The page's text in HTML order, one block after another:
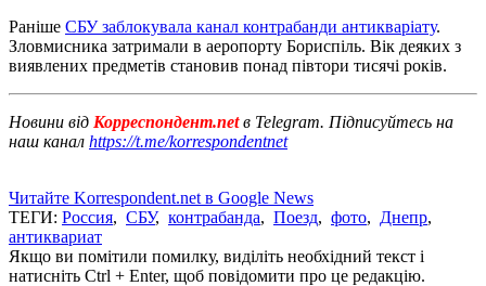
Раніше СБУ заблокувала канал контрабанди антикваріату.
Зловмисника затримали в аеропорту Бориспіль. Вік деяких з
виявлених предметів становив понад півтори тисячі років.
Новини від Корреспондент.netв Telegram. Підписуйтесь на
наш канал https://t.me/korrespondentnet
Читайте Korrespondent.net в Google News
ТЕГИ: Россия, СБУ, контрабанда, Поезд, фото, Днепр,
антиквариат
Якщо ви помітили помилку, виділіть необхідний текст і
натисніть Ctrl + Enter, щоб повідомити про це редакцію.